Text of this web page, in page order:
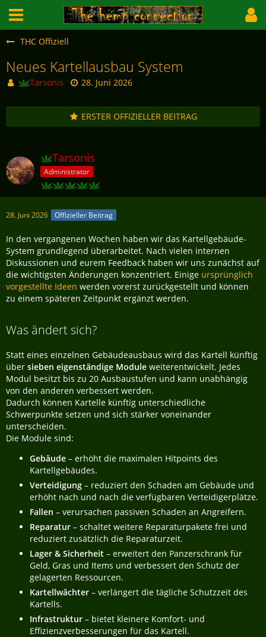
THC Offiziell
Neues Kartellausbau System
Tarsonis 28. Juni 2026
ERSTER OFFIZIELLER BEITRAG
Tarsonis
Administrator
28. Juni 2026 Offizieller Beitrag
In den vergangenen Wochen haben wir das Kartellgebäude-
System grundlegend überarbeitet. Nach vielen internen
Diskussionen und eurem Feedback haben wir uns zunächst auf
die wichtigsten Änderungen konzentriert. Einige ursprünglich
vorgestellte Ideen werden vorerst zurückgestellt und können
zu einem späteren Zeitpunkt ergänzt werden.
Was ändert sich?
Statt eines einzelnen Gebäudeausbaus wird das Kartell künftig
über sieben eigenständige Module weiterentwickelt. Jedes
Modul besitzt bis zu 20 Ausbaustufen und kann unabhängig
von den anderen verbessert werden.
Dadurch können Kartelle künftig unterschiedliche
Schwerpunkte setzen und sich stärker voneinander
unterscheiden.
Die Module sind:
Gebäude – erhöht die maximalen Hitpoints des
Kartellgebäudes.
Verteidigung – reduziert den Schaden am Gebäude und
erhöht nach und nach die verfügbaren Verteidigerplätze.
Fallen – verursachen passiven Schaden an Angreifern.
Reparatur – schaltet weitere Reparaturpakete frei und
reduziert zusätzlich die Reparaturzeit.
Lager & Sicherheit – erweitert den Panzerschrank für
Geld, Gras und Items und verbessert den Schutz der
gelagerten Ressourcen.
Kartellwächter – verlängert die tägliche Schutzzeit des
Kartells.
Infrastruktur – bietet kleinere Komfort- und
Effizienzverbesserungen für das Kartell.